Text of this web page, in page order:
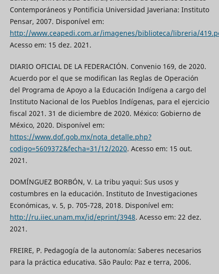
Contemporáneos y Pontificia Universidad Javeriana: Instituto
Pensar, 2007. Disponível em:
http://www.ceapedi.com.ar/imagenes/biblioteca/libreria/
Acesso em: 15 dez. 2021.
DIARIO OFICIAL DE LA FEDERACIÓN. Convenio 169, de 2020.
Acuerdo por el que se modifican las Reglas de Operación
del Programa de Apoyo a la Educación Indígena a cargo del
Instituto Nacional de los Pueblos Indígenas, para el ejercicio
fiscal 2021. 31 de diciembre de 2020. México: Gobierno de
México, 2020. Disponível em:
https://www.dof.gob.mx/nota_detalle.php?
codigo=5609372&fecha=31/12/2020. Acesso em: 15 out.
2021.
DOMÍNGUEZ BORBÓN, V. La tribu yaqui: Sus usos y
costumbres en la educación. Instituto de Investigaciones
Económicas, v. 5, p. 705-728, 2018. Disponível em:
http://ru.iiec.unam.mx/id/eprint/3948. Acesso em: 22 dez.
2021.
FREIRE, P. Pedagogía de la autonomía: Saberes necesarios
para la práctica educativa. São Paulo: Paz e terra, 2006.